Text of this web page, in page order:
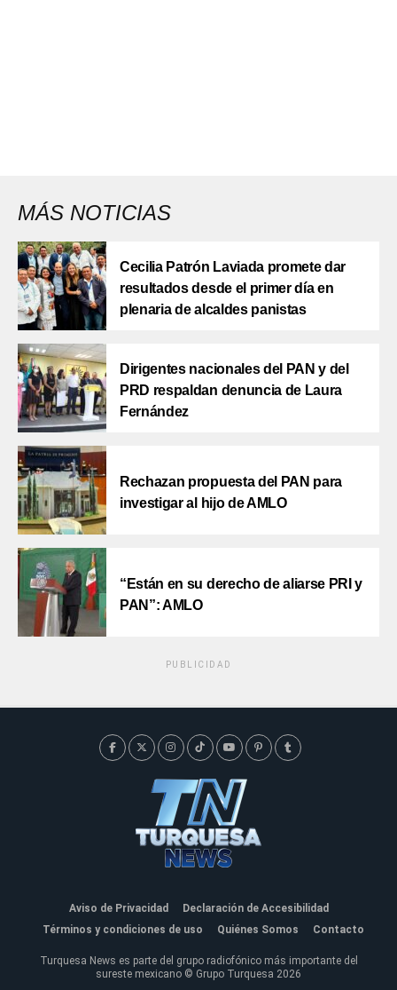
MÁS NOTICIAS
Cecilia Patrón Laviada promete dar
resultados desde el primer día en
plenaria de alcaldes panistas
Dirigentes nacionales del PAN y del
PRD respaldan denuncia de Laura
Fernández
Rechazan propuesta del PAN para
investigar al hijo de AMLO
“Están en su derecho de aliarse PRI y
PAN”: AMLO
PUBLICIDAD
Aviso de Privacidad
Declaración de Accesibilidad
Términos y condiciones de uso
Quiénes Somos Contacto
Turquesa News es parte del grupo radiofónico más importante del
sureste mexicano © Grupo Turquesa 2026